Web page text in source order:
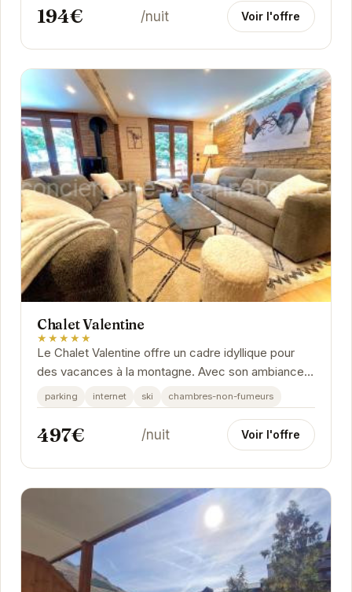
194€ /nuit Voir l'offre
Chalet Valentine
★★★★★
Le Chalet Valentine offre un cadre idyllique pour
des vacances à la montagne. Avec son ambiance
chaleureuse et ses équipements modernes, il est
le...
parking internet ski chambres-non-fumeurs
497€ /nuit Voir l'offre